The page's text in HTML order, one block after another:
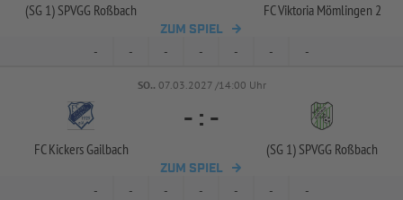
(SG 1) SPVGG Roßbach FC Viktoria Mömlingen 2
ZUM SPIEL
- - - - - - -
SO.. 07.03.2027 /14:00 Uhr
FC Kickers Gailbach
- : -
(SG 1) SPVGG Roßbach
ZUM SPIEL
- - - - - - -